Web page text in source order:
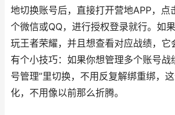
地切换账号后，直接打开营地APP，点
个微信或QQ，进行授权登录就行。如
玩王者荣耀，并且想查看对应战绩，它
有个小技巧：如果你想管理多个账号战
号管理”里切换，不用反复解绑重绑，
化，不用像以前那么折腾。